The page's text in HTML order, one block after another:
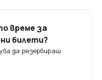
време за
билети?
да резервираш